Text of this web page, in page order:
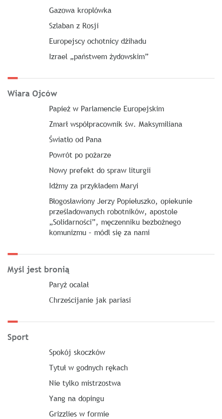
Gazowa kroplówka
Szlaban z Rosji
Europejscy ochotnicy dżihadu
Izrael „państwem żydowskim”
Wiara Ojców
Papież w Parlamencie Europejskim
Zmarł współpracownik św. Maksymiliana
Światło od Pana
Powrót po pożarze
Nowy prefekt do spraw liturgii
Idźmy za przykładem Maryi
Błogosławiony Jerzy Popiełuszko, opiekunie
prześladowanych robotników, apostole
„Solidarności”, męczenniku bezbożnego
komunizmu – módl się za nami
Myśl jest bronią
Paryż ocalał
Chrześcijanie jak pariasi
Sport
Spokój skoczków
Tytuł w godnych rękach
Nie tylko mistrzostwa
Yang na dopingu
Grizzlies w formie